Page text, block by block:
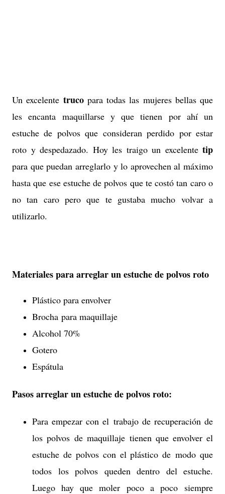
Un excelente trucopara todas las mujeres bellas que
les encanta maquillarse y que tienen por ahí un
estuche de polvos que consideran perdido por estar
roto y despedazado. Hoy les traigo un excelente tip
para que puedan arreglarlo y lo aprovechen al máximo
hasta que ese estuche de polvos que te costó tan caro o
no tan caro pero que te gustaba mucho volvar a
utilizarlo.
Materiales para arreglar un estuche de polvos roto
Plástico para envolver
Brocha para maquillaje
Alcohol 70%
Gotero
Espátula
Pasos arreglar un estuche de polvos roto:
Para empezar con el trabajo de recuperación de
los polvos de maquillaje tienen que envolver el
estuche de polvos con el plástico de modo que
todos los polvos queden dentro del estuche.
Luego hay que moler poco a poco siempre